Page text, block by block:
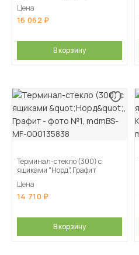
Цена
16 062
В корзину
Терминал-стекло (300) с
ящиками "Норд", Графит
Цена
14 710
В корзину